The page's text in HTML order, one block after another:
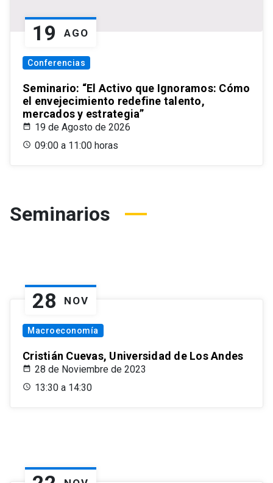
19 AGO
Conferencias
Seminario: “El Activo que Ignoramos: Cómo
el envejecimiento redefine talento,
mercados y estrategia”
19 de Agosto de 2026
09:00 a 11:00 horas
Seminarios
28 NOV
Macroeconomía
Cristián Cuevas, Universidad de Los Andes
28 de Noviembre de 2023
13:30 a 14:30